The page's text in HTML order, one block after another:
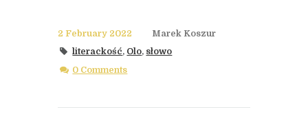
2 February 2022
Marek Koszur
literackość, Olo, słowo
0 Comments